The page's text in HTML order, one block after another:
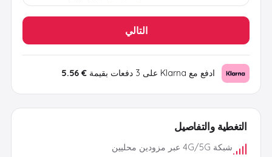
التغطية والتفاصيل
شبكة 4G/5G عبر مزودين محليين
التالي
ادفع مع Klarna على 3 دفعات بقيمة € 5.56